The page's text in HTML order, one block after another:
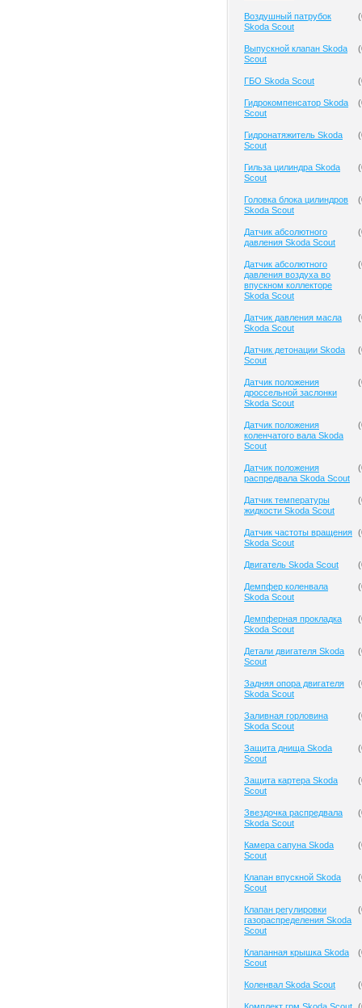
Воздушный патрубок
Skoda Scout
(
Выпускной клапан Skoda
Scout
(
ГБО Skoda Scout (
Гидрокомпенсатор Skoda
Scout
(
Гидронатяжитель Skoda
Scout
(
Гильза цилиндра Skoda
Scout
(
Головка блока цилиндров
Skoda Scout
(
Датчик абсолютного
давления Skoda Scout
(
Датчик абсолютного
давления воздуха во
впускном коллекторе
Skoda Scout
(
Датчик давления масла
Skoda Scout
(
Датчик детонации Skoda
Scout
(
Датчик положения
дроссельной заслонки
Skoda Scout
(
Датчик положения
коленчатого вала Skoda
Scout
(
Датчик положения
распредвала Skoda Scout
(
Датчик температуры
жидкости Skoda Scout
(
Датчик частоты вращения
Skoda Scout
(
Двигатель Skoda Scout (
Демпфер коленвала
Skoda Scout
(
Демпферная прокладка
Skoda Scout
(
Детали двигателя Skoda
Scout
(
Задняя опора двигателя
Skoda Scout
(
Заливная горловина
Skoda Scout
(
Защита днища Skoda
Scout
(
Защита картера Skoda
Scout
(
Звездочка распредвала
Skoda Scout
(
Камера сапуна Skoda
Scout
(
Клапан впускной Skoda
Scout
(
Клапан регулировки
газораспределения Skoda
Scout
(
Клапанная крышка Skoda
Scout
(
Коленвал Skoda Scout (